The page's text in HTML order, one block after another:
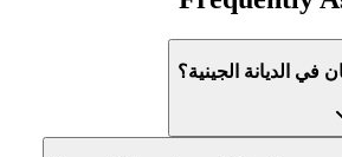
في الديانة الجينية؟